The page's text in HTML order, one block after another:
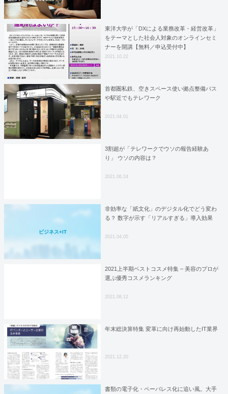
東洋大学が「DXによる業務改革・経営改革」
をテーマとした社会人対象のオンラインセミ
ナーを開講【無料／申込受付中】
2021.10.22
首都圏私鉄、空きスペース使い拠点整備バス
や駅近でもテレワーク
2021.04.01
3割超が「テレワークでウソの報告経験あ
り」 ウソの内容は？
2021.06.24
ビジネス+IT
非効率な「紙文化」のデジタル化でどう変わ
る？ 数字が示す「リアルすぎる」導入効果
2021.04.05
2021上半期ベストコスメ特集 – 美容のプロが
選ぶ優秀コスメランキング
2021.08.12
年末総決算特集 変革に向け再始動したIT業界
2021.12.20
書類の電子化・ペーパレス化に追い風。大手